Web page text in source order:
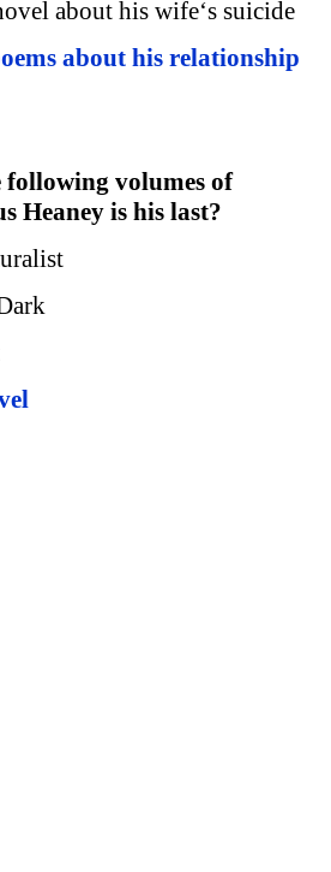
about his wife‘s suicide
about his relationship
following volumes of
Heaney is his last?